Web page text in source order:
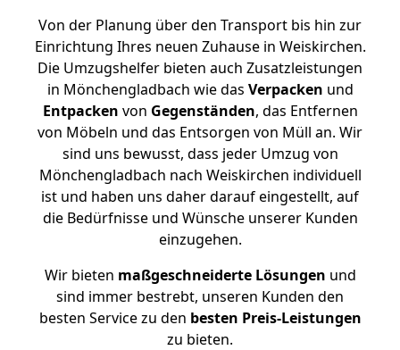
Von der Planung über den Transport bis hin zur
Einrichtung Ihres neuen Zuhause in Weiskirchen.
Die Umzugshelfer bieten auch Zusatzleistungen
in Mönchengladbach wie das Verpacken und
Entpacken von Gegenständen, das Entfernen
von Möbeln und das Entsorgen von Müll an. Wir
sind uns bewusst, dass jeder Umzug von
Mönchengladbach nach Weiskirchen individuell
ist und haben uns daher darauf eingestellt, auf
die Bedürfnisse und Wünsche unserer Kunden
einzugehen.
Wir bieten maßgeschneiderte Lösungen und
sind immer bestrebt, unseren Kunden den
besten Service zu den besten Preis-Leistungen
zu bieten.